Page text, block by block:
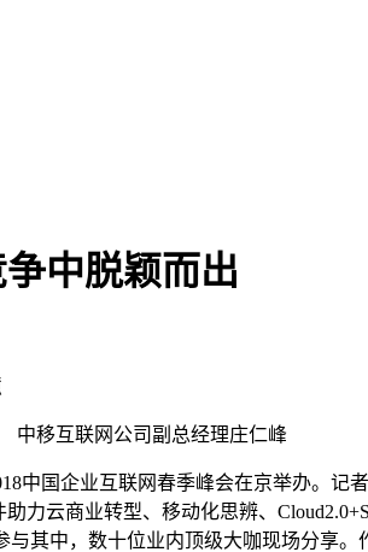
中脱颖而出
中移互联网公司副总经理庄仁峰
中国企业互联网春季峰会在京举办。
力云商业转型、移动化思辨、
其中，数十位业内顶级大咖现场分享